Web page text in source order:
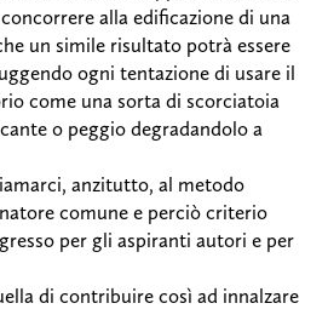
alla edificazione di una
un simile risultato potrà essere
ogni tentazione di usare il
come una sorta di scorciatoia
o peggio degradandolo a
anzitutto, al metodo
comune e perciò criterio
per gli aspiranti autori e per
di contribuire così ad innalzare